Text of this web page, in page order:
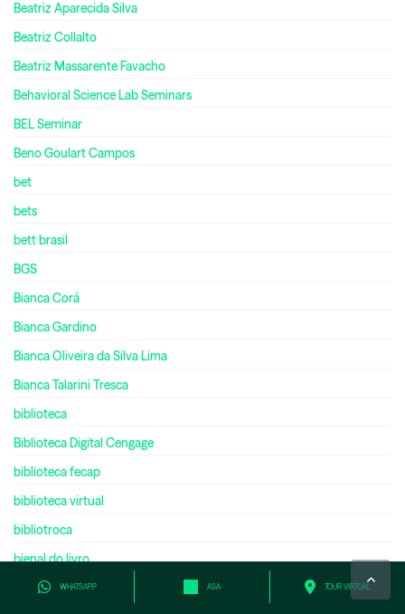
WHATSAPP ASA TOUR VIRTUAL
Beatriz Aparecida Silva
Beatriz Collalto
Beatriz Massarente Favacho
Behavioral Science Lab Seminars
BEL Seminar
Beno Goulart Campos
bet
bets
bett brasil
BGS
Bianca Corá
Bianca Gardino
Bianca Oliveira da Silva Lima
Bianca Talarini Tresca
biblioteca
Biblioteca Digital Cengage
biblioteca fecap
biblioteca virtual
bibliotroca
bienal do livro
bilíngue